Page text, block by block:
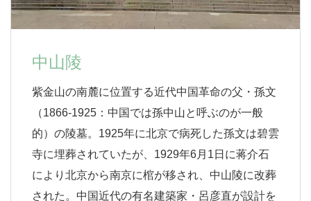
中山陵
紫金山の南麓に位置する近代中国革命の父・孫文
（1866-1925：中国では孫中山と呼ぶのが一般
的）の陵墓。1925年に北京で病死した孫文は碧雲
寺に埋葬されていたが、1929年6月1日に蒋介石
により北京から南京に棺が移され、中山陵に改葬
された。中国近代の有名建築家・呂彦直が設計を